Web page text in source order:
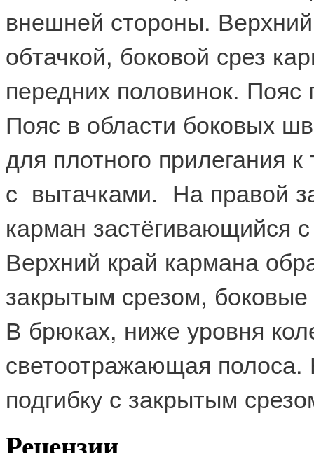
внешней стороны.
обтачкой, боковой срез
передних половинок.
Пояс в области боковых
для плотного прилегания
с вытачками. На правой
карман застёгивающийся
Верхний край кармана
закрытым срезом,
В брюках, ниже уровня
светоотражающая
подгибку с закрытым
Рецензии